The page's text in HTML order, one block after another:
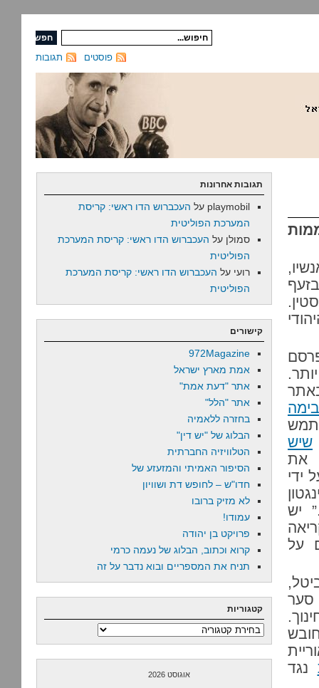
תגובות פוסטים
שיש
את
ידי
יש
על
סער
נגד
תגובות אחרונות
playmobil על העכברוש הדו ראשי: קריסת
המערכת הפוליטית
סמולן על העכברוש הדו ראשי: קריסת המערכת
הפוליטית
רועי על העכברוש הדו ראשי: קריסת המערכת
הפוליטית
קישורים
972Magazine
אמת מארץ ישראל
אתר "דעת אמת"
אתר "הלל"
בחזרה ללאמיה
הבלוג של "יש דין"
הטלוויזיה החברתית
הסיפור האמיתי והמזעזע של
חדו"ש – לחופש דת ושוויון
לא מזיק ברובו
עמודו!
פרויקט בן יהודה
קרוא וכתוב, הבלוג של נעמה כרמי
תניח את המספריים ובוא נדבר על זה
קטגוריות
קטגוריות
אוגוסט 2026